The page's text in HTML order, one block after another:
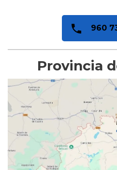
960
Provincia